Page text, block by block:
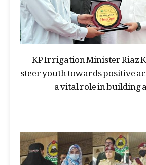
KP Irrigation Minister Riaz
steer youth towards positive
a vital role in building